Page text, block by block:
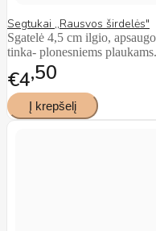
Segtukai ,,Rausvos širdelės"
Sgatelė 4,5 cm ilgio,
tinka- plonesniems
€4 50